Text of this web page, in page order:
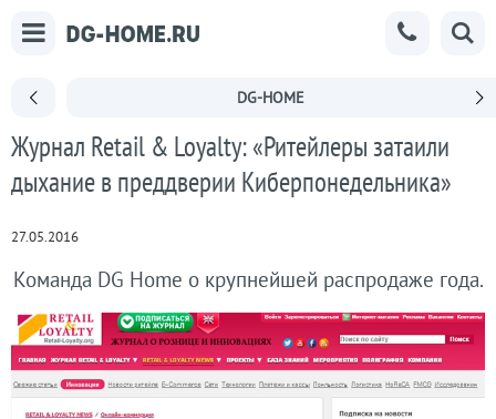
DG-HOME
Журнал Retail & Loyalty: «Ритейлеры затаили
дыхание в преддверии Киберпонедельника»
27.05.2016
Команда DG Home о крупнейшей распродаже года.